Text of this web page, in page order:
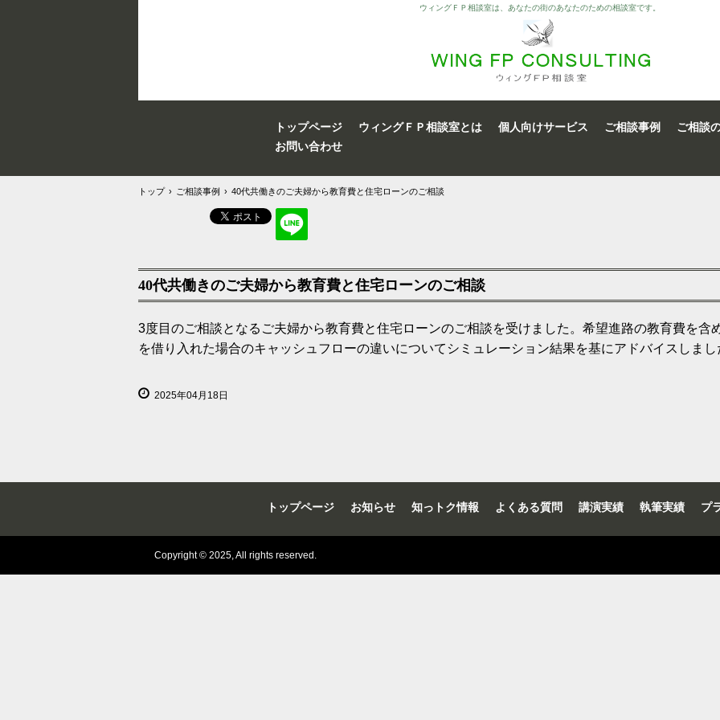
ウィングＦＰ相談室は、あなたの街のあなたのための相談室です。
トップページ ウィングＦＰ相談室とは 個人向けサービス ご相談事例 ご相談
お問い合わせ
トップ › ご相談事例 › 40代共働きのご夫婦から教育費と住宅ローンのご相談
40代共働きのご夫婦から教育費と住宅ローンのご相談
3度目のご相談となるご夫婦から教育費と住宅ローンのご相談を受けました。希望進路の教育費を含
を借り入れた場合のキャッシュフローの違いについてシミュレーション結果を基にアドバイスしまし
2025年04月18日
トップページ お知らせ 知っトク情報 よくある質問 講演実績 執筆実績 プ
Copyright © 2025, All rights reserved.